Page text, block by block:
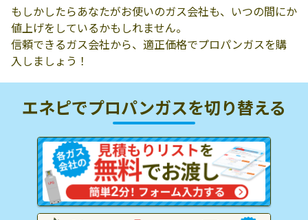
もしかしたらあなたがお使いのガス会社も、いつの間にか
値上げをしているかもしれません。
信頼できるガス会社から、適正価格でプロパンガスを購
入しましょう！
エネピでプロパンガスを切り替える